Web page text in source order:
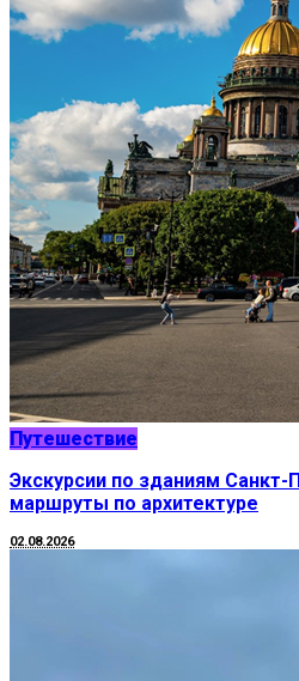
Путешествие
Экскурсии по зданиям Санкт-
маршруты по архитектуре
02.08.2026